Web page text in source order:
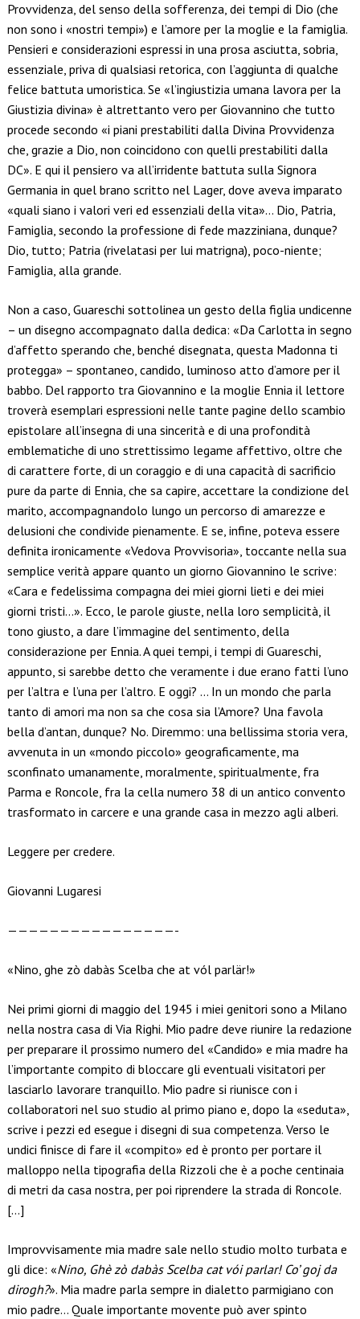
Provvidenza, del senso della sofferenza, dei tempi di Dio (che
non sono i «nostri tempi») e l’amore per la moglie e la famiglia.
Pensieri e considerazioni espressi in una prosa asciutta, sobria,
essenziale, priva di qualsiasi retorica, con l’aggiunta di qualche
felice battuta umoristica. Se «l’ingiustizia umana lavora per la
Giustizia divina» è altrettanto vero per Giovannino che tutto
procede secondo «i piani prestabiliti dalla Divina Provvidenza
che, grazie a Dio, non coincidono con quelli prestabiliti dalla
DC». E qui il pensiero va all’irridente battuta sulla Signora
Germania in quel brano scritto nel Lager, dove aveva imparato
«quali siano i valori veri ed essenziali della vita»… Dio, Patria,
Famiglia, secondo la professione di fede mazziniana, dunque?
Dio, tutto; Patria (rivelatasi per lui matrigna), poco-niente;
Famiglia, alla grande.
Non a caso, Guareschi sottolinea un gesto della figlia undicenne
– un disegno accompagnato dalla dedica: «Da Carlotta in segno
d’affetto sperando che, benché disegnata, questa Madonna ti
protegga» – spontaneo, candido, luminoso atto d’amore per il
babbo. Del rapporto tra Giovannino e la moglie Ennia il lettore
troverà esemplari espressioni nelle tante pagine dello scambio
epistolare all’insegna di una sincerità e di una profondità
emblematiche di uno strettissimo legame affettivo, oltre che
di carattere forte, di un coraggio e di una capacità di sacrificio
pure da parte di Ennia, che sa capire, accettare la condizione del
marito, accompagnandolo lungo un percorso di amarezze e
delusioni che condivide pienamente. E se, infine, poteva essere
definita ironicamente «Vedova Provvisoria», toccante nella sua
semplice verità appare quanto un giorno Giovannino le scrive:
«Cara e fedelissima compagna dei miei giorni lieti e dei miei
giorni tristi…». Ecco, le parole giuste, nella loro semplicità, il
tono giusto, a dare l’immagine del sentimento, della
considerazione per Ennia. A quei tempi, i tempi di Guareschi,
appunto, si sarebbe detto che veramente i due erano fatti l’uno
per l’altra e l’una per l’altro. E oggi? … In un mondo che parla
tanto di amori ma non sa che cosa sia l’Amore? Una favola
bella d’antan, dunque? No. Diremmo: una bellissima storia vera,
avvenuta in un «mondo piccolo» geograficamente, ma
sconfinato umanamente, moralmente, spiritualmente, fra
Parma e Roncole, fra la cella numero 38 di un antico convento
trasformato in carcere e una grande casa in mezzo agli alberi.
Leggere per credere.
Giovanni Lugaresi
————————————————-
«Nino, ghe zò dabàs Scelba che at vól parlär!»
Nei primi giorni di maggio del 1945 i miei genitori sono a Milano
nella nostra casa di Via Righi. Mio padre deve riunire la redazione
per preparare il prossimo numero del «Candido» e mia madre ha
l’importante compito di bloccare gli eventuali visitatori per
lasciarlo lavorare tranquillo. Mio padre si riunisce con i
collaboratori nel suo studio al primo piano e, dopo la «seduta»,
scrive i pezzi ed esegue i disegni di sua competenza. Verso le
undici finisce di fare il «compito» ed è pronto per portare il
malloppo nella tipografia della Rizzoli che è a poche centinaia
di metri da casa nostra, per poi riprendere la strada di Roncole.
[…]
Improvvisamente mia madre sale nello studio molto turbata e
gli dice: «Nino, Ghè zò dabàs Scelba cat vói parlar! Co’ goj da
dirogh?». Mia madre parla sempre in dialetto parmigiano con
mio padre… Quale importante movente può aver spinto